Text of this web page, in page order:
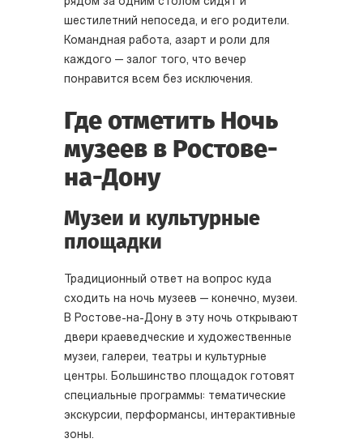
шестилетний непоседа, и его родители.
Командная работа, азарт и роли для
каждого — залог того, что вечер
понравится всем без исключения.
Где отметить Ночь
музеев в Ростове-
на-Дону
Музеи и культурные
площадки
Традиционный ответ на вопрос куда
сходить на ночь музеев — конечно, музеи.
В Ростове-на-Дону в эту ночь открывают
двери краеведческие и художественные
музеи, галереи, театры и культурные
центры. Большинство площадок готовят
специальные программы: тематические
экскурсии, перформансы, интерактивные
зоны.